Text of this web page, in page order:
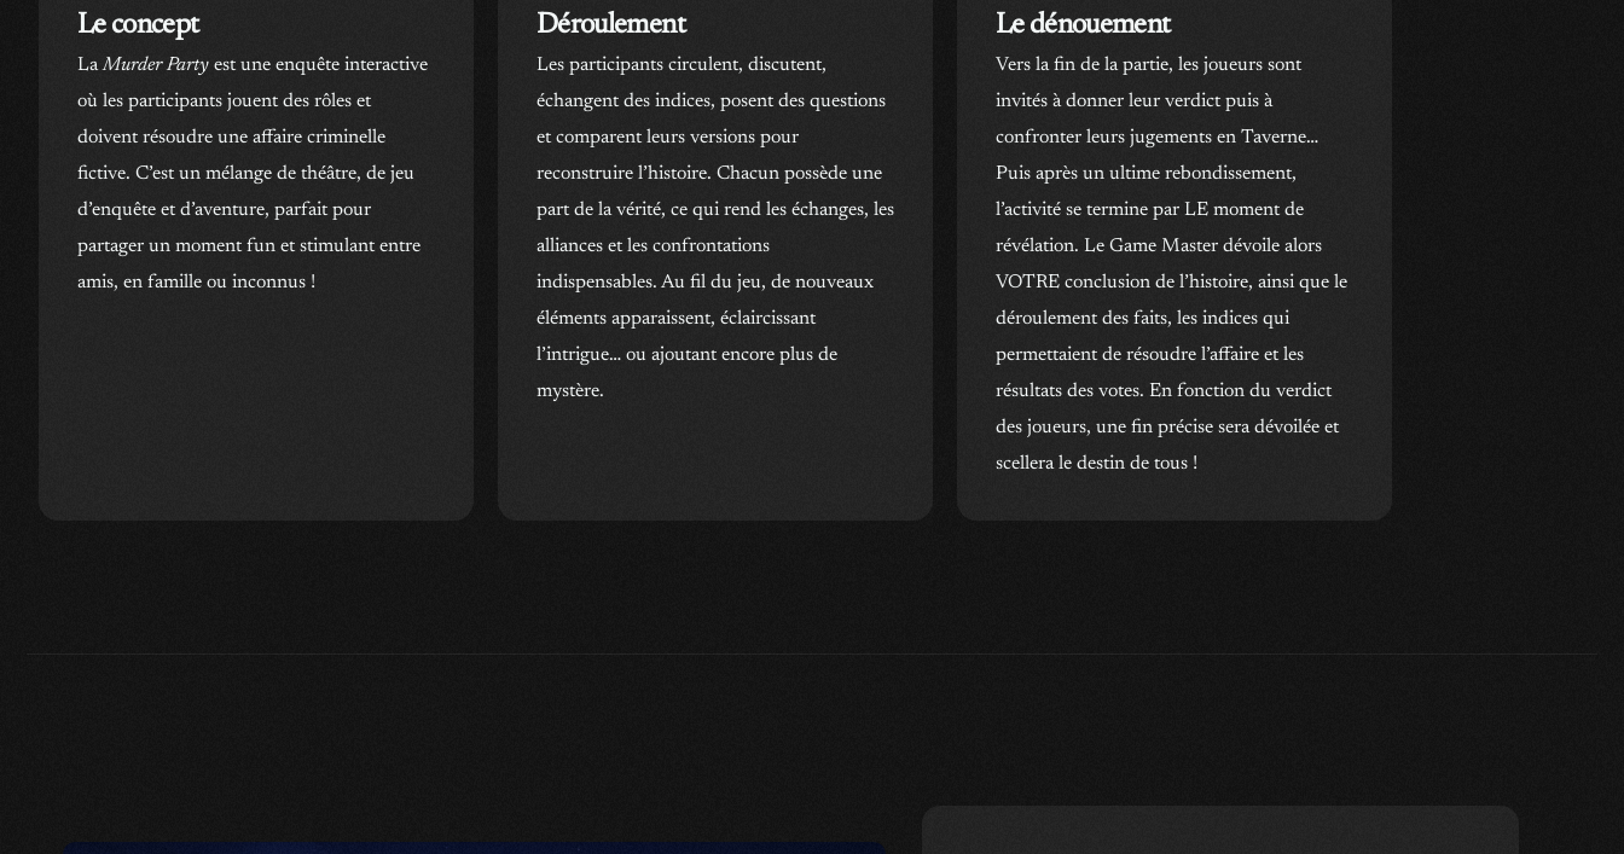
Le concept
LaMurder Party est une enquête interactive
où les participants jouent des rôles et
doivent résoudre une affaire criminelle
fictive. C’est un mélange de théâtre, de jeu
d’enquête et d’aventure, parfait pour
partager un moment fun et stimulant entre
amis, en famille ou inconnus !
Déroulement
Les participants circulent, discutent,
échangent des indices, posent des questions
et comparent leurs versions pour
reconstruire l’histoire. Chacun possède une
part de la vérité, ce qui rend les échanges, les
alliances et les confrontations
indispensables. Au fil du jeu, de nouveaux
éléments apparaissent, éclaircissant
l’intrigue… ou ajoutant encore plus de
mystère.
Le dénouement
Vers la fin de la partie, les joueurs sont
invités à donner leur verdict puis à
confronter leurs jugements en Taverne…
Puis après un ultime rebondissement,
l’activité se termine par LE moment de
révélation. Le Game Master dévoile alors
VOTRE conclusion de l’histoire, ainsi que le
déroulement des faits, les indices qui
permettaient de résoudre l’affaire et les
résultats des votes. En fonction du verdict
des joueurs, une fin précise sera dévoilée et
scellera le destin de tous !